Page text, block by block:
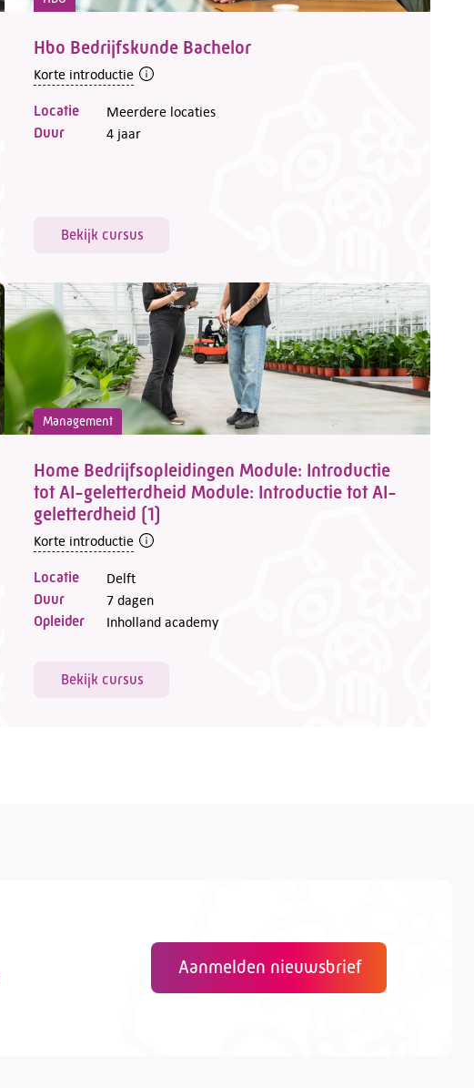
Hbo Bedrijfskunde Bachelor
Korte introductie
Locatie Meerdere locaties
Duur 4 jaar
Bekijk cursus
Management
Home Bedrijfsopleidingen Module: Introductie
tot AI-geletterdheid Module: Introductie tot AI-
geletterdheid (1)
Korte introductie
Locatie Delft
Duur 7 dagen
Opleider Inholland academy
Bekijk cursus
Aanmelden nieuwsbrief